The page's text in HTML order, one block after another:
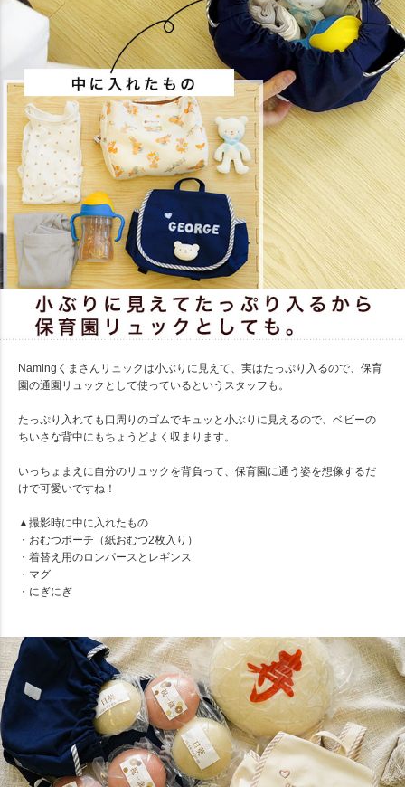
Namingくまさんリュックは小ぶりに見えて、実はたっぷり入るので、保育
園の通園リュックとして使っているというスタッフも。
たっぷり入れても口周りのゴムでキュッと小ぶりに見えるので、ベビーの
ちいさな背中にもちょうどよく収まります。
いっちょまえに自分のリュックを背負って、保育園に通う姿を想像するだ
けで可愛いですね！
▲撮影時に中に入れたもの
・おむつポーチ（紙おむつ2枚入り）
・着替え用のロンパースとレギンス
・マグ
・にぎにぎ